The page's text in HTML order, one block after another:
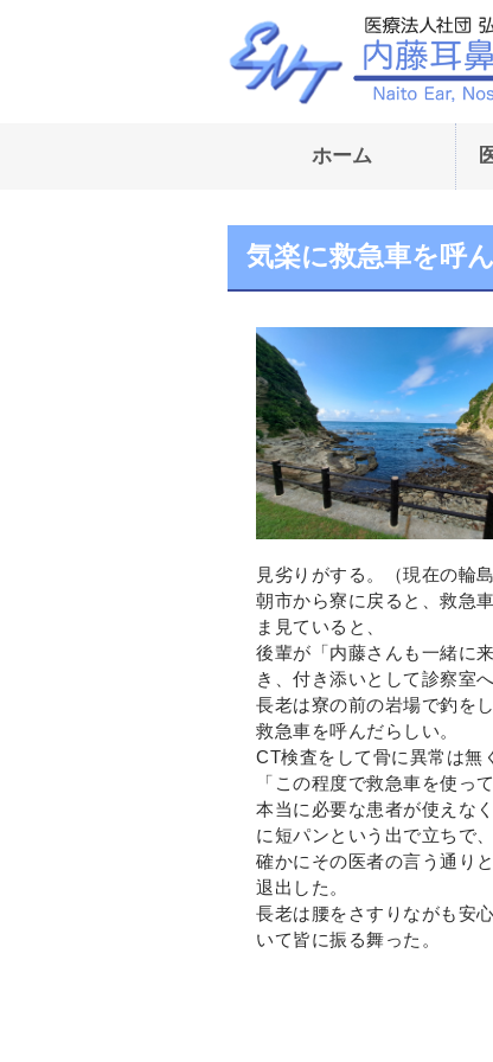
ホーム
気楽に救急車を呼
見劣りがする。（現在の輪
朝市から寮に戻ると、救急
ま見ていると、
後輩が「内藤さんも一緒に
き、付き添いとして診察室へ
長老は寮の前の岩場で釣を
救急車を呼んだらしい。
CT検査をして骨に異常は無
「この程度で救急車を使っ
本当に必要な患者が使えな
に短パンという出で立ちで、
確かにその医者の言う通り
退出した。
長老は腰をさすりながも安
いて皆に振る舞った。